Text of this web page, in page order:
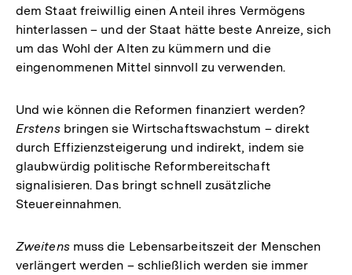
dem Staat freiwillig einen Anteil ihres Vermögens
hinterlassen – und der Staat hätte beste Anreize, sich
um das Wohl der Alten zu kümmern und die
eingenommenen Mittel sinnvoll zu verwenden.
Und wie können die Reformen finanziert werden?
Erstensbringen sie Wirtschaftswachstum – direkt
durch Effizienzsteigerung und indirekt, indem sie
glaubwürdig politische Reformbereitschaft
signalisieren. Das bringt schnell zusätzliche
Steuereinnahmen.
Zweitensmuss die Lebensarbeitszeit der Menschen
verlängert werden – schließlich werden sie immer